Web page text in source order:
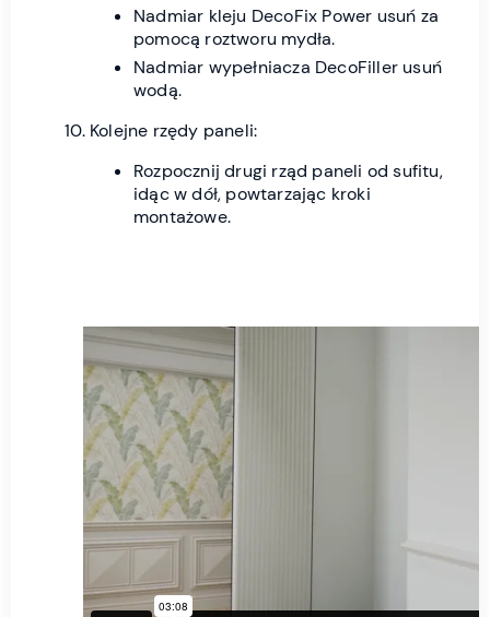
Nadmiar kleju DecoFix Power usuń za
pomocą roztworu mydła.
Nadmiar wypełniacza DecoFiller usuń
wodą.
Kolejne rzędy paneli:
Rozpocznij drugi rząd paneli od sufitu,
idąc w dół, powtarzając kroki
montażowe.